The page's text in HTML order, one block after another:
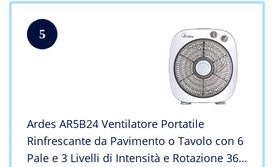
5
Ardes AR5B24 Ventilatore Portatile
Rinfrescante da Pavimento o Tavolo con 6
Pale e 3 Livelli di Intensità e Rotazione 360